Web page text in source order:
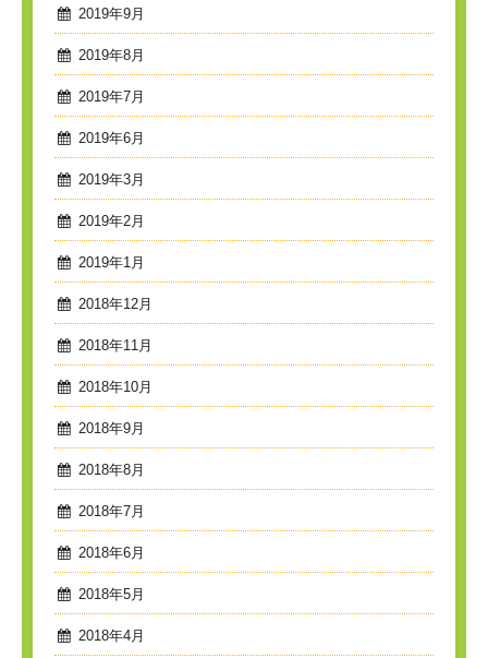
2019年9月
2019年8月
2019年7月
2019年6月
2019年3月
2019年2月
2019年1月
2018年12月
2018年11月
2018年10月
2018年9月
2018年8月
2018年7月
2018年6月
2018年5月
2018年4月